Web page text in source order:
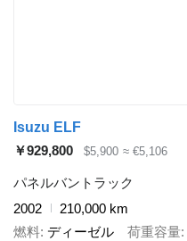
Isuzu ELF
￥929,800
$5,900 ≈ €5,106
パネルバントラック
2002
210,000 km
燃料 ディーゼル 荷重容量